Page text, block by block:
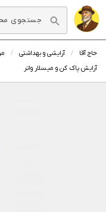
حاج آقا آرایشی و بهداشتی
آرایش پاک کن و میسلار واتر